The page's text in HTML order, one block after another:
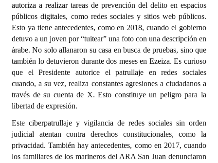
autoriza a realizar tareas de prevención del delito en espacios
públicos digitales, como redes sociales y sitios web públicos.
Esto ya tiene antecedentes, como en 2018, cuando el gobierno
detuvo a un joven por “tuitear” una foto con una descripción en
árabe. No solo allanaron su casa en busca de pruebas, sino que
también lo detuvieron durante dos meses en Ezeiza. Es curioso
que el Presidente autorice el patrullaje en redes sociales
cuando, a su vez, realiza constantes agresiones a ciudadanos a
través de su cuenta de X. Esto constituye un peligro para la
libertad de expresión.
Este ciberpatrullaje y vigilancia de redes sociales sin orden
judicial atentan contra derechos constitucionales, como la
privacidad. También hay antecedentes, como en 2017, cuando
los familiares de los marineros del ARA San Juan denunciaron